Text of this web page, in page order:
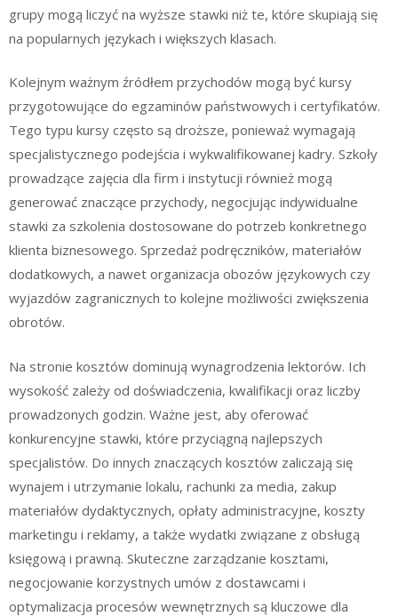
grupy mogą liczyć na wyższe stawki niż te, które skupiają się
na popularnych językach i większych klasach.
Kolejnym ważnym źródłem przychodów mogą być kursy
przygotowujące do egzaminów państwowych i certyfikatów.
Tego typu kursy często są droższe, ponieważ wymagają
specjalistycznego podejścia i wykwalifikowanej kadry. Szkoły
prowadzące zajęcia dla firm i instytucji również mogą
generować znaczące przychody, negocjując indywidualne
stawki za szkolenia dostosowane do potrzeb konkretnego
klienta biznesowego. Sprzedaż podręczników, materiałów
dodatkowych, a nawet organizacja obozów językowych czy
wyjazdów zagranicznych to kolejne możliwości zwiększenia
obrotów.
Na stronie kosztów dominują wynagrodzenia lektorów. Ich
wysokość zależy od doświadczenia, kwalifikacji oraz liczby
prowadzonych godzin. Ważne jest, aby oferować
konkurencyjne stawki, które przyciągną najlepszych
specjalistów. Do innych znaczących kosztów zaliczają się
wynajem i utrzymanie lokalu, rachunki za media, zakup
materiałów dydaktycznych, opłaty administracyjne, koszty
marketingu i reklamy, a także wydatki związane z obsługą
księgową i prawną. Skuteczne zarządzanie kosztami,
negocjowanie korzystnych umów z dostawcami i
optymalizacja procesów wewnętrznych są kluczowe dla